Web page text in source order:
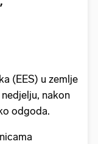
(EES) u zemlje
nakon
odgoda.